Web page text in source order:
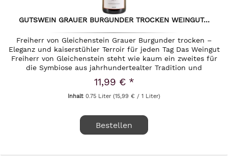
GUTSWEIN GRAUER BURGUNDER TROCKEN WEINGUT...
Freiherr von Gleichenstein Grauer Burgunder trocken –
Eleganz und kaiserstühler Terroir für jeden Tag Das Weingut
Freiherr von Gleichenstein steht wie kaum ein zweites für
die Symbiose aus jahrhundertealter Tradition und
moderner,...
11,99 € *
Inhalt0.75 Liter(15,99 € / 1 Liter)
Bestellen